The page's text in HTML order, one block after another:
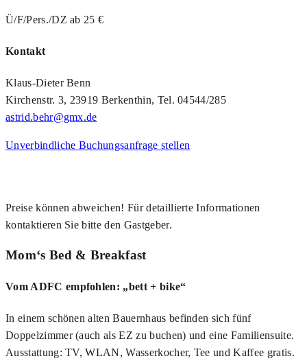
Ü/F/Pers./DZ ab 25 €
Kontakt
Klaus-Dieter Benn
Kirchenstr. 3, 23919 Berkenthin, Tel. 04544/285
astrid.behr@gmx.de
Unverbindliche Buchungsanfrage stellen
Preise können abweichen! Für detaillierte Informationen
kontaktieren Sie bitte den Gastgeber.
Mom‘s Bed & Breakfast
Vom ADFC empfohlen: „bett + bike“
In einem schönen alten Bauernhaus befinden sich fünf
Doppelzimmer (auch als EZ zu buchen) und eine Familiensuite.
Ausstattung: TV, WLAN, Wasserkocher, Tee und Kaffee gratis.